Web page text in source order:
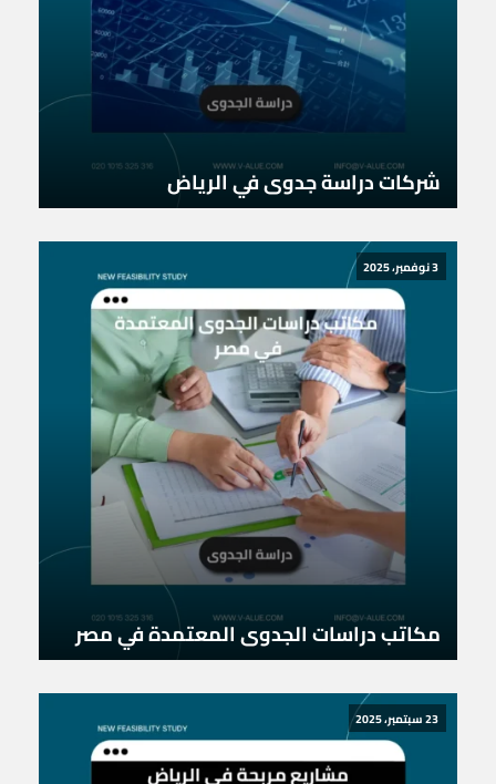
شركات دراسة جدوى في الرياض
3 نوفمبر، 2025
مكاتب دراسات الجدوى المعتمدة في مصر
23 سبتمبر، 2025